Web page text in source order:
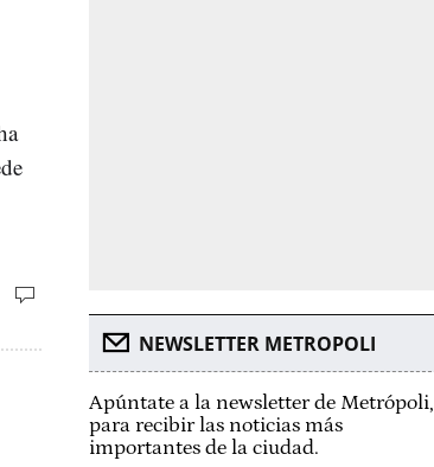
NEWSLETTER METROPOLI
Apúntate a la newsletter de Metrópoli,
para recibir las noticias más
importantes de la ciudad.